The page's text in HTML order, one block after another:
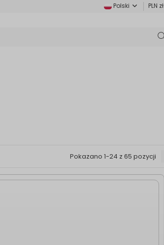
Polski PLN zł
Pokazano 1-24 z 65 pozycji